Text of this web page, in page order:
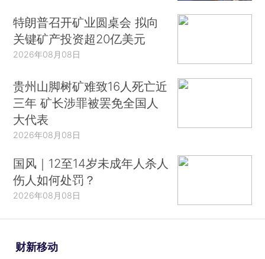
特朗普召开矿业圆桌会 拟向
关键矿产投资超20亿美元
2026年08月08日
贵州山脚树矿难致16人死亡近
三年 矿长涉罪被罢免全国人
大代表
2026年08月08日
国风｜12至14岁未成年人杀人
伤人如何处罚？
2026年08月08日
财新移动